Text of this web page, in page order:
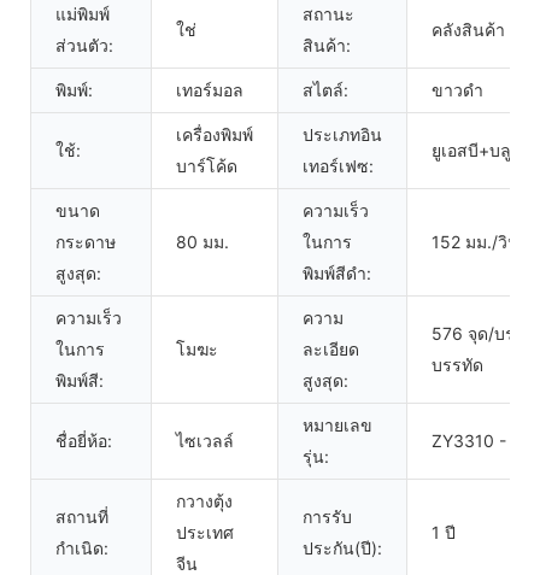
แม่พิมพ์
ส่วนตัว:
ใช่
สถานะ
สินค้า:
คลังสินค้า
พิมพ์: เทอร์มอล สไตล์: ขาวดำ
ใช้:
เครื่องพิมพ์
บาร์โค้ด
ประเภทอิน
เทอร์เฟซ:
ยูเอสบี+บลูทูธ
ขนาด
กระดาษ
สูงสุด:
80 มม.
ความเร็ว
ในการ
พิมพ์สีดำ:
152 มม./วินาที
ความเร็ว
ในการ
พิมพ์สี:
โมฆะ
ความ
ละเอียด
สูงสุด:
576 จุด/บรร
บรรทัด
ชื่อยี่ห้อ: ไซเวลล์
หมายเลข
รุ่น:
ZY3310 -
สถานที่
กำเนิด:
กวางตุ้ง
ประเทศ
จีน
การรับ
ประกัน(ปี):
1 ปี